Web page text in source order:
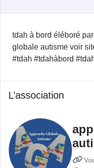
tdah à bord éléboré
globale autisme voir
#tdah #tdahàbord
L’association